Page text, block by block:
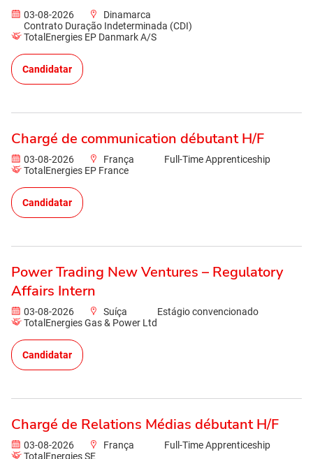
03-08-2026
Dinamarca
Contrato Duração Indeterminada (CDI)
TotalEnergies EP Danmark A/S
Candidatar
Chargé de communication débutant H/F
03-08-2026 França
Full-Time Apprenticeship
TotalEnergies EP France
Candidatar
Power Trading New Ventures – Regulatory
Affairs Intern
03-08-2026 Suíça
Estágio convencionado
TotalEnergies Gas & Power Ltd
Candidatar
Chargé de Relations Médias débutant H/F
03-08-2026 França
Full-Time Apprenticeship
TotalEnergies SE